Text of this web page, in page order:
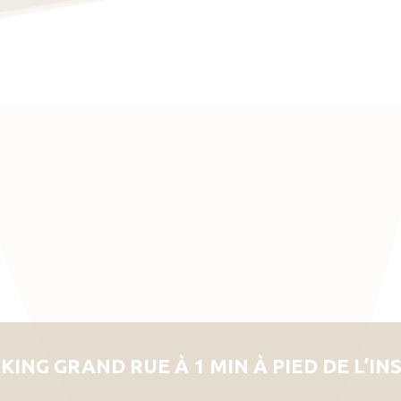
GRAND RUE À 1 MIN À PIED DE